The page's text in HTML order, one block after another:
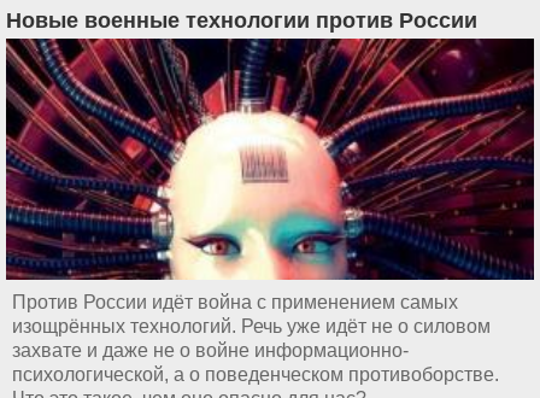
Новые военные технологии против России
Против России идёт война с применением самых
изощрённых технологий. Речь уже идёт не о силовом
захвате и даже не о войне информационно-
психологической, а о поведенческом противоборстве.